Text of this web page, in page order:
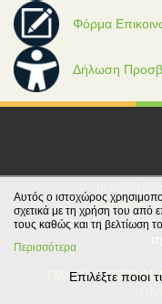
Φόρμα
Δήλωση
Tέρμα Λεωφ.
ΤΜΗΜΑ
Αυτός ο ιστοχώρος
σχετικά με τη χρήση του από
τους καθώς και τη βελτίωση
Περισσότερα
Επιλέξτε ποιοι